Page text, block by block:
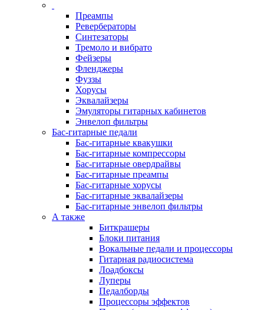
Преампы
Ревербераторы
Синтезаторы
Тремоло и вибрато
Фейзеры
Фленджеры
Фуззы
Хорусы
Эквалайзеры
Эмуляторы гитарных кабинетов
Энвелоп фильтры
Бас-гитарные педали
Бас-гитарные квакушки
Бас-гитарные компрессоры
Бас-гитарные овердрайвы
Бас-гитарные преампы
Бас-гитарные хорусы
Бас-гитарные эквалайзеры
Бас-гитарные энвелоп фильтры
А также
Биткрашеры
Блоки питания
Вокальные педали и процессоры
Гитарная радиосистема
Лоадбоксы
Луперы
Педалборды
Процессоры эффектов